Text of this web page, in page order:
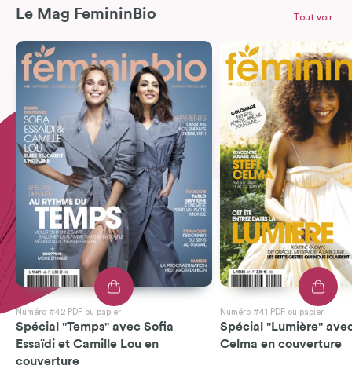
Le Mag FemininBio
Numéro #42 PDF ou papier
Spécial "Temps" avec Sofia
Essaïdi et Camille Lou en
couverture
Numéro #41 PDF ou papier
Spécial "Lumière"
Celma en couverture
Tout voir